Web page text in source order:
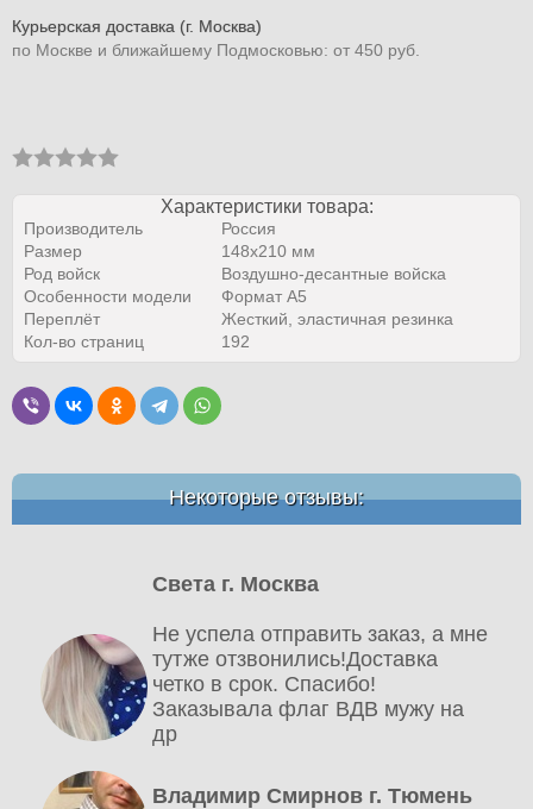
Курьерская доставка (г. Москва)
по Москве и ближайшему Подмосковью: от 450 руб.
Характеристики товара:
Производитель
Россия
Размер
148x210 мм
Род войск
Воздушно-десантные войска
Особенности модели
Формат A5
Переплёт
Жесткий, эластичная резинка
Кол-во страниц
192
Некоторые отзывы:
Света г. Москва
Не успела отправить заказ, а мне
тутже отзвонились!Доставка
четко в срок. Спасибо!
Заказывала флаг ВДВ мужу на
др
Владимир Смирнов г. Тюмень